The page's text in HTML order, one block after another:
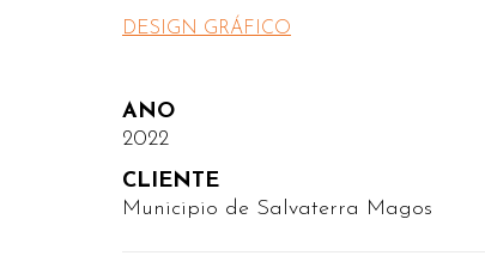
DESIGN GRÁFICO
ANO
2022
CLIENTE
Municipio de Salvaterra Magos